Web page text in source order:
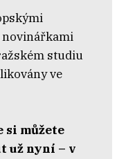
studiu
ve
si můžete
už nyní – v